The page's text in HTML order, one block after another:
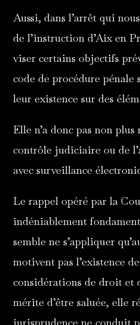
Aussi, dans l’arrêt qui
de l’instruction d’Aix en
viser certains objectifs
code de procédure pénale
leur existence sur des
Elle n’a donc pas non
contrôle judiciaire ou de
avec surveillance
Le rappel opéré par la
indéniablement
semble ne s’appliquer
motivent pas l’existence
considérations de droit et
mérite d’être saluée, elle
jurisprudence ne conduit